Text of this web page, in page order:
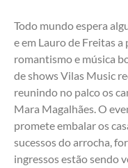
Todo mundo espera
e em Lauro de Freitas
romantismo e música
de shows Vilas Music
reunindo no palco os
Mara Magalhães. O
promete embalar os
sucessos do arrocha,
ingressos estão sendo